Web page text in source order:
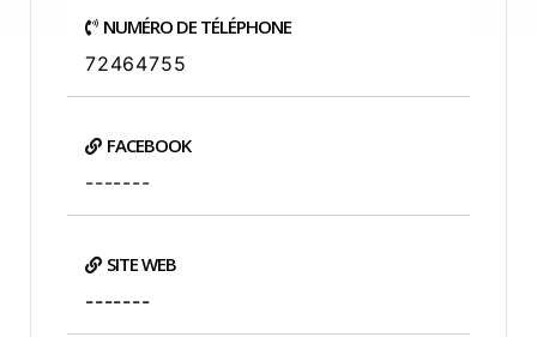
NUMÉRO DE TÉLÉPHONE
72464755
FACEBOOK
-------
SITE WEB
-------